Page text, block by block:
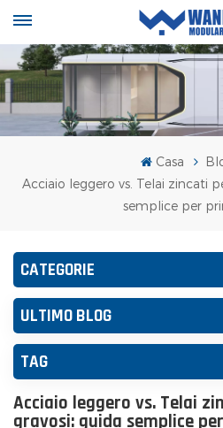
Casa
Acciaio leggero vs. Telai zincati
semplice per
CATEGORIE
ULTIMO BLOG
TAG
Acciaio leggero vs. Telai
gravosi: guida semplice